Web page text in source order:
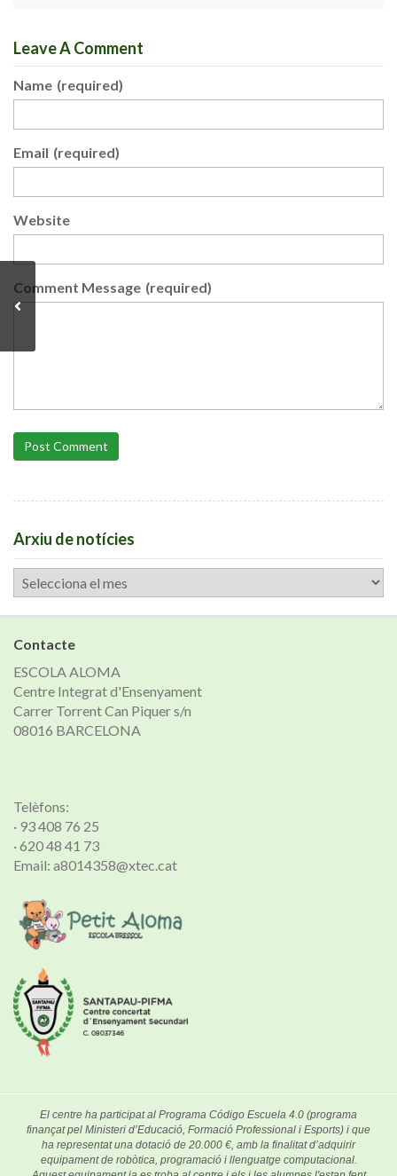
Leave A Comment
Name (required)
Email (required)
Website
Comment Message (required)
Post Comment
Arxiu de notícies
Arxiu
de
notícies
Contacte
ESCOLA ALOMA
Centre Integrat d'Ensenyament
Carrer Torrent Can Piquer s/n
08016 BARCELONA
Telèfons:
· 93 408 76 25
· 620 48 41 73
Email: a8014358@xtec.cat
El centre ha participat al Programa Código Escuela 4.0 (programa
finançat pel Ministeri d’Educació, Formació Professional i Esports) i que
ha representat una dotació de 20.000 €, amb la finalitat d’adquirir
equipament de robòtica, programació i llenguatge computacional.